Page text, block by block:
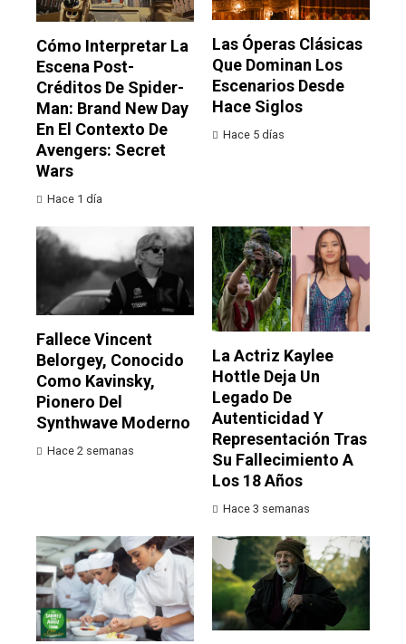
Cómo Interpretar La
Escena Post-
Créditos De Spider-
Man: Brand New Day
En El Contexto De
Avengers: Secret
Wars
Hace 1 día
Las Óperas Clásicas
Que Dominan Los
Escenarios Desde
Hace Siglos
Hace 5 días
Fallece Vincent
Belorgey, Conocido
Como Kavinsky,
Pionero Del
Synthwave Moderno
Hace 2 semanas
La Actriz Kaylee
Hottle Deja Un
Legado De
Autenticidad Y
Representación Tras
Su Fallecimiento A
Los 18 Años
Hace 3 semanas